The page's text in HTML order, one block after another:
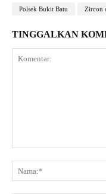
Polsek Bukit Batu Zircon
TINGGALKAN